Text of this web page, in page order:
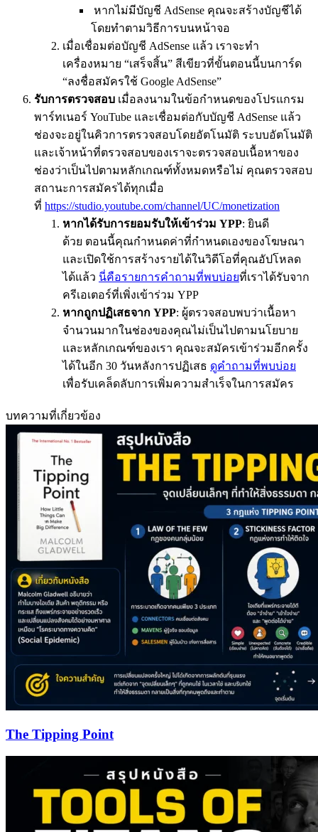
หากไม่มีบัญชี AdSense คุณจะสร้างบัญชีได้
โดยทำตามวิธีการบนหน้าจอ
เมื่อเชื่อมต่อบัญชี AdSense แล้ว เราจะทำ
เครื่องหมาย “เสร็จสิ้น” สีเขียวที่ขั้นตอนนี้บนการ์ด
“ลงชื่อสมัครใช้ Google AdSense”
รับการตรวจสอบ เมื่อลงนามในข้อกำหนดของโปรแกรม
พาร์ทเนอร์ YouTube และเชื่อมต่อกับบัญชี AdSense แล้ว
ช่องจะอยู่ในคิวการตรวจสอบโดยอัตโนมัติ ระบบอัตโนมัติ
และเจ้าหน้าที่ตรวจสอบของเราจะตรวจสอบเนื้อหาของ
ช่องว่าเป็นไปตามหลักเกณฑ์ทั้งหมดหรือไม่ คุณตรวจสอบ
สถานะการสมัครได้ทุกเมื่อ
ที่ https://studio.youtube.com/channel/UC/monetization
หากได้รับการยอมรับให้เข้าร่วม YPP: ยินดี
ด้วย ตอนนี้คุณกำหนดค่าที่กำหนดเองของโฆษณา
และเปิดใช้การสร้างรายได้ในวิดีโอที่คุณอัปโหลด
ได้แล้ว นี่คือรายการคำถามที่พบบ่อยที่เราได้รับจาก
ครีเอเตอร์ที่เพิ่งเข้าร่วม YPP
หากถูกปฏิเสธจาก YPP: ผู้ตรวจสอบพบว่าเนื้อหา
จำนวนมากในช่องของคุณไม่เป็นไปตามนโยบาย
และหลักเกณฑ์ของเรา คุณจะสมัครเข้าร่วมอีกครั้ง
ได้ในอีก 30 วันหลังการปฏิเสธ ดูคำถามที่พบบ่อย
เพื่อรับเคล็ดลับการเพิ่มความสำเร็จในการสมัคร
บทความที่เกี่ยวข้อง
The Tipping Point